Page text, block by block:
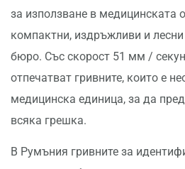
за използване в медицинската
компактни, издръжливи и
бюро. Със скорост 51 мм /
отпечатват гривните, които е
медицинска единица, за да
всяка грешка.
В Румъния гривните за